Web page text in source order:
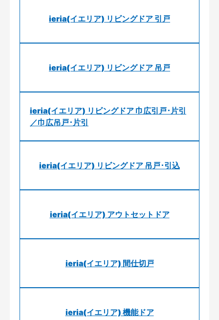
ieria(イエリア) リビングドア 引戸
ieria(イエリア) リビングドア 吊戸
ieria(イエリア) リビングドア 巾広引戸･片引
／巾広吊戸･片引
ieria(イエリア) リビングドア 吊戸･引込
ieria(イエリア) アウトセットドア
ieria(イエリア) 間仕切戸
ieria(イエリア) 機能ドア